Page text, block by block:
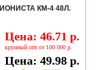
КМ-4 48Л.
Цена: 46.71 р.
крупный опт от 100 000 р.
Цена: 49.98 р.